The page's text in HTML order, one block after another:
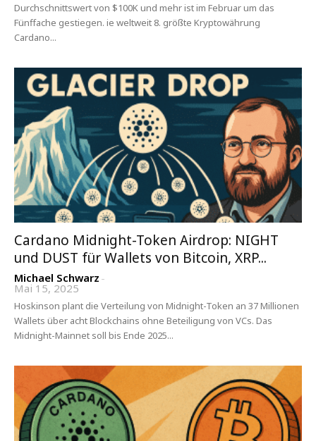
Durchschnittswert von $100K und mehr ist im Februar um das
Fünffache gestiegen. ie weltweit 8. größte Kryptowährung
Cardano...
Cardano Midnight-Token Airdrop: NIGHT
und DUST für Wallets von Bitcoin, XRP...
Michael Schwarz -
Mai 15, 2025
Hoskinson plant die Verteilung von Midnight-Token an 37 Millionen
Wallets über acht Blockchains ohne Beteiligung von VCs. Das
Midnight-Mainnet soll bis Ende 2025...